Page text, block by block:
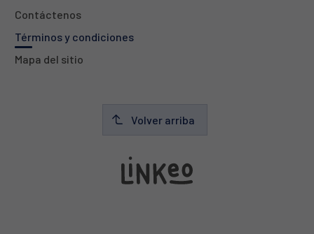
Contáctenos
Términos y condiciones
Mapa del sitio
Volver arriba